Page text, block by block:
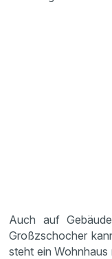
Auch auf
Großzschocher
steht ein